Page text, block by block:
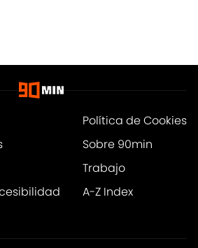
Política de Cookies
Sobre 90min
Trabajo
A-Z Index